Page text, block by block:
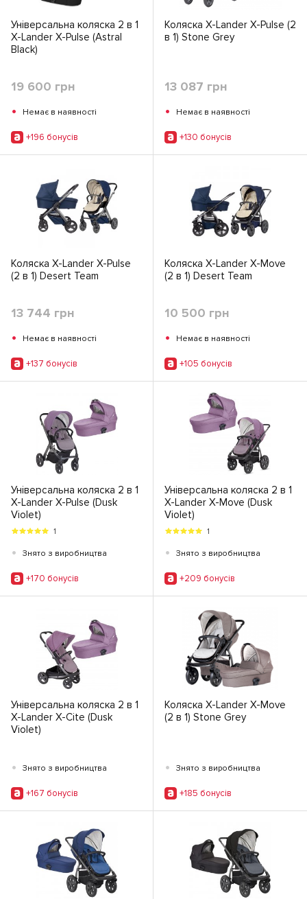
Універсальна коляска 2 в 1
X-Lander X-Pulse (Astral
Black)
19 600 грн
• Немає в наявності
+196 бонусiв
Коляска X-Lander X-Pulse (2
в 1) Stone Grey
13 087 грн
• Немає в наявності
+130 бонусiв
Коляска X-Lander X-Pulse
(2 в 1) Desert Team
13 744 грн
• Немає в наявності
+137 бонусiв
Коляска X-Lander X-Move
(2 в 1) Desert Team
10 500 грн
• Немає в наявності
+105 бонусiв
Універсальна коляска 2 в 1
X-Lander X-Pulse (Dusk
Violet)
1
• Знято з виробництва
+170 бонусiв
Універсальна коляска 2 в 1
X-Lander X-Move (Dusk
Violet)
1
• Знято з виробництва
+209 бонусiв
Універсальна коляска 2 в 1
X-Lander X-Cite (Dusk
Violet)
• Знято з виробництва
+167 бонусiв
Коляска X-Lander X-Move
(2 в 1) Stone Grey
• Знято з виробництва
+185 бонусiв